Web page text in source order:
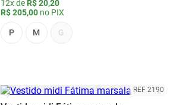
12x de R$ 20,20
R$ 205,00no PIX
P M G
REF 2190